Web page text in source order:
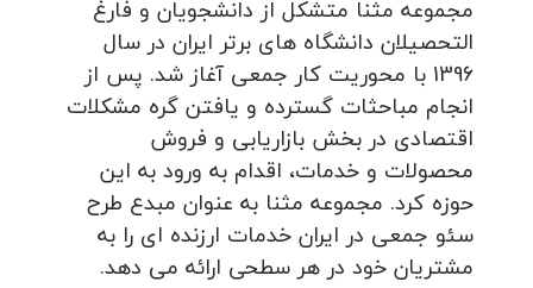
مجموعه مثنا متشکل از دانشجویان و فارغ
التحصیلان دانشگاه های برتر ایران در سال
1396 با محوریت کار جمعی آغاز شد. پس از
انجام مباحثات گسترده و یافتن گره مشکلات
اقتصادی در بخش بازاریابی و فروش
محصولات و خدمات، اقدام به ورود به این
حوزه کرد. مجموعه مثنا به عنوان مبدع طرح
سئو جمعی در ایران خدمات ارزنده ای را به
مشتریان خود در هر سطحی ارائه می دهد.